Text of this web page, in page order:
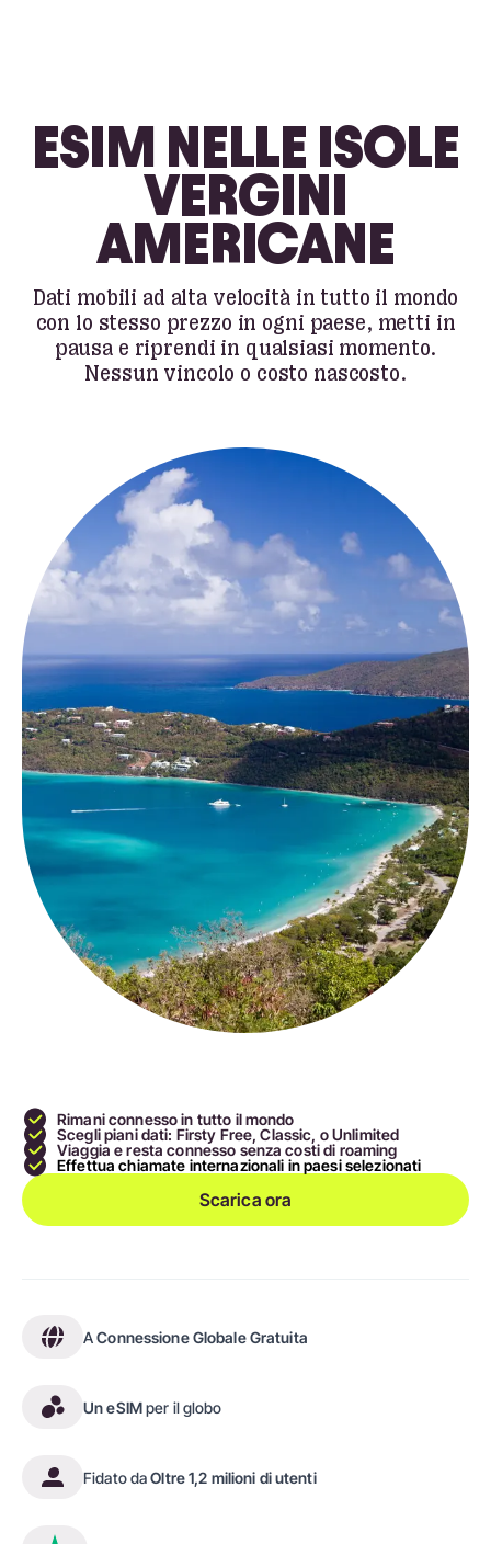
ESIM NELLE ISOLE
VERGINI
AMERICANE
Dati mobili ad alta velocità in tutto il mondo
con lo stesso prezzo in ogni paese, metti in
pausa e riprendi in qualsiasi momento.
Nessun vincolo o costo nascosto.
Rimani connesso in tutto il mondo
Scegli piani dati: Firsty Free, Classic, o Unlimited
Viaggia e resta connesso senza costi di roaming
Effettua chiamate internazionali in paesi selezionati
Scarica ora
AConnessione Globale Gratuita
Un eSIMper il globo
Fidato daOltre 1,2 milioni di utenti